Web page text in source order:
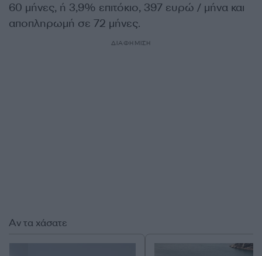
60 μήνες, ή 3,9% επιτόκιο, 397 ευρώ / μήνα και
αποπληρωμή σε 72 μήνες.
ΔΙΑΦΗΜΙΣΗ
Αν τα χάσατε